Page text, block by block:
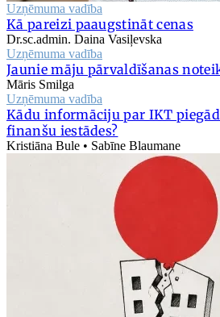
Uzņēmuma vadība
Kā pareizi paaugstināt cenas
Dr.sc.admin. Daina Vasiļevska
Uzņēmuma vadība
Jaunie māju pārvaldīšanas
Māris Smilga
Uzņēmuma vadība
Kādu informāciju par IKT
finanšu iestādes?
Kristiāna Bule • Sabīne Blaumane